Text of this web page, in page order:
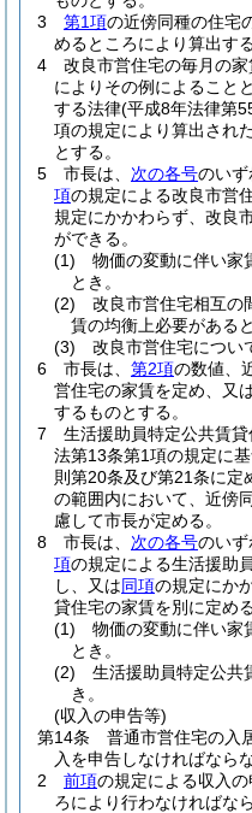
3
第1項の近傍同種の住宅
めるところにより算出す
4
改良市営住宅の毎月の
によりその例によること
する法律(平成8年法律第
項の規定により算出され
とする。
5
市長は、 次の各号のいず
項の規定による改良市営
規定にかかわらず、改良
ができる。
(1)
物価の変動に伴い家
とき。
(2)
改良市営住宅相互の
賃の均衡上必要がある
(3)
改良市営住宅につい
6
市長は、 第2項の数値、
営住宅の家賃を定め、又
するものとする。
7
生活援助員特定公共賃
法第13条第1項の規定に
則第20条及び第21条に定
の範囲内において、近傍
慮して市長が定める。
8
市長は、 次の各号のいず
項の規定による生活援助
し、又は同項の規定にか
貸住宅の家賃を別に定め
(1)
物価の変動に伴い家
とき。
(2)
生活援助員特定公共
き。
(収入の申告等)
第14条
普通市営住宅の入
入を申告しなければならな
2
前項の規定による収入
ろにより行わなければな